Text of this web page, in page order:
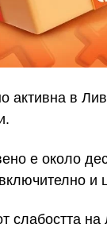
активна в
е около
и
слабостта